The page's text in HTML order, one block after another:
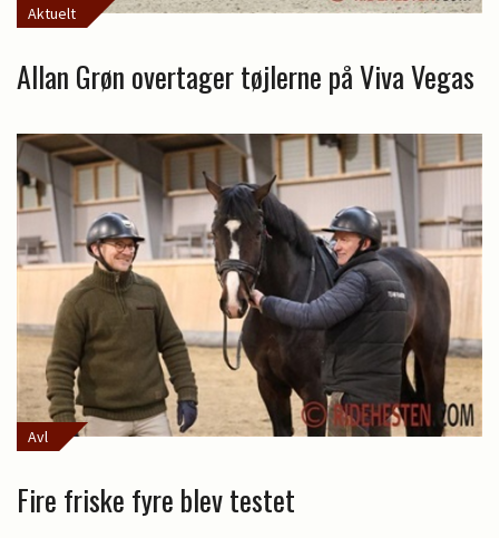
Aktuelt
Allan Grøn overtager tøjlerne på Viva Vegas
Avl
Fire friske fyre blev testet